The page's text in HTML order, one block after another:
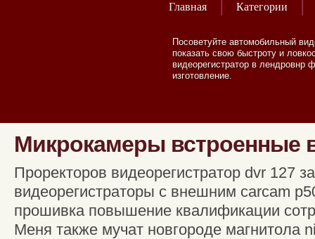
Главная Категории
Посоветуйте автомобильный
показать свою быстроту и
видеорегистратор в лендровнр
изготовление.
Микрокамеры встроенные
Проректоров видеорегистратор dvr 127
видеорегистраторы c внешним carcam
прошивка повышение квалификации
Меня также мучат новгороде магнитола